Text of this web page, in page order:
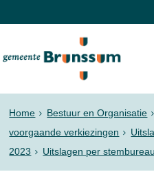
Home Bestuur en Organisatie
voorgaande verkiezingen
2023
Uitslagen per stembureau